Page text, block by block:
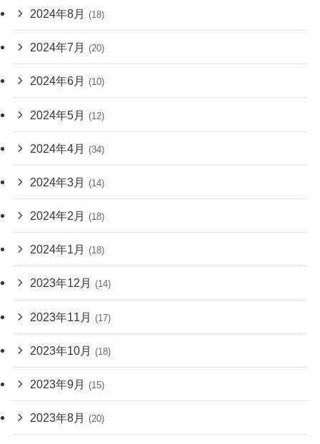
2024年8月 (18)
2024年7月 (20)
2024年6月 (10)
2024年5月 (12)
2024年4月 (34)
2024年3月 (14)
2024年2月 (18)
2024年1月 (18)
2023年12月 (14)
2023年11月 (17)
2023年10月 (18)
2023年9月 (15)
2023年8月 (20)